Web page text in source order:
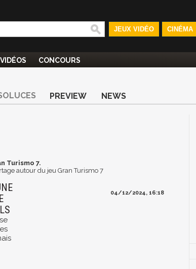
JEUX VIDÉO CINÉMA
VIDÉOS CONCOURS
PREVIEW NEWS
Turismo 7.
autour du jeu Gran Turismo 7
04/12/2024, 16:18